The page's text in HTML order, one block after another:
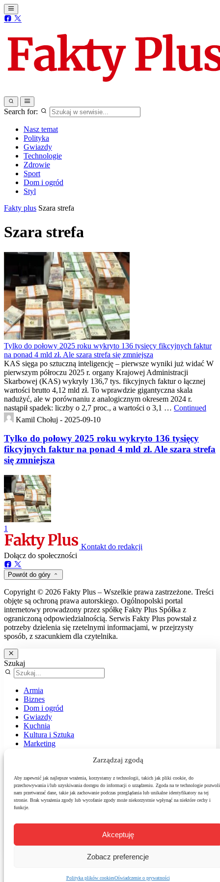
Zarządzaj zgodą
Aby zapewnić jak najlepsze wrażenia, korzystamy z technologii, takich jak pliki cookie, do
przechowywania i/lub uzyskiwania dostępu do informacji o urządzeniu. Zgoda na te technologie pozwoli
nam przetwarzać dane, takie jak zachowanie podczas przeglądania lub unikalne identyfikatory na tej
stronie. Brak wyrażenia zgody lub wycofanie zgody może niekorzystnie wpłynąć na niektóre cechy i
funkcje.
Akceptuję
Zobacz preferencje
Polityka plików cookiesOświadczenie o prywatności
Search for:
Nasz temat
Polityka
Gwiazdy
Technologie
Zdrowie
Sport
Dom i ogród
Styl
Fakty plus Szara strefa
Szara strefa
Tylko do połowy 2025 roku wykryto 136 tysięcy fikcyjnych faktur
na ponad 4 mld zł. Ale szara strefa się zmniejsza
KAS sięga po sztuczną inteligencję – pierwsze wyniki już widać W
pierwszym półroczu 2025 r. organy Krajowej Administracji
Skarbowej (KAS) wykryły 136,7 tys. fikcyjnych faktur o łącznej
wartości brutto 4,12 mld zł. To wprawdzie gigantyczna skala
nadużyć, ale w porównaniu z analogicznym okresem 2024 r.
nastąpił spadek: liczby o 2,7 proc., a wartości o 3,1 … Continued
Kamil Chołuj - 2025-09-10
Tylko do połowy 2025 roku wykryto 136 tysięcy
fikcyjnych faktur na ponad 4 mld zł. Ale szara strefa
się zmniejsza
1
Kontakt do redakcji
Dołącz do społeczności
Powrót do góry
Copyright © 2026 Fakty Plus – Wszelkie prawa zastrzeżone. Treści
objęte są ochroną prawa autorskiego. Ogólnopolski portal
internetowy prowadzony przez spółkę Fakty Plus Spółka z
ograniczoną odpowiedzialnością. Serwis Fakty Plus powstał z
potrzeby dzielenia się rzetelnymi informacjami, w przejrzysty
sposób, z szacunkiem dla czytelnika.
Szukaj
Armia
Biznes
Dom i ogród
Gwiazdy
Kuchnia
Kultura i Sztuka
Marketing
Podróże
Polityka
Sport
Środowisko
Technologie